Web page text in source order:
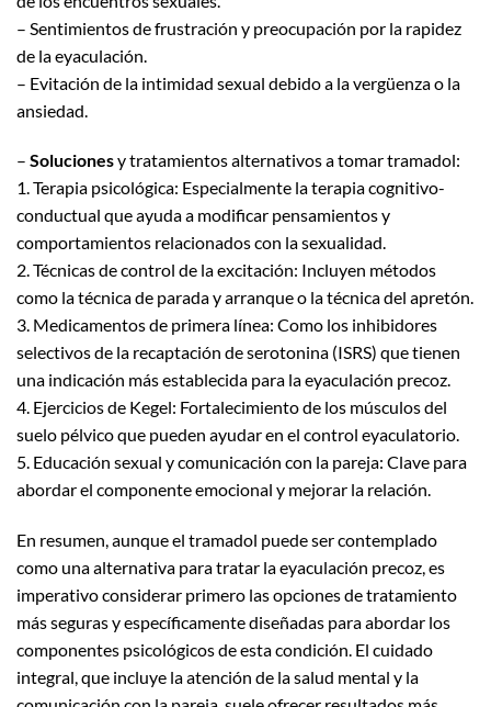
– Sentimientos de frustración y preocupación por la rapidez
de la eyaculación.
– Evitación de la intimidad sexual debido a la vergüenza o la
ansiedad.
– Solucionesy tratamientos alternativos a tomar tramadol:
1. Terapia psicológica: Especialmente la terapia cognitivo-
conductual que ayuda a modificar pensamientos y
comportamientos relacionados con la sexualidad.
2. Técnicas de control de la excitación: Incluyen métodos
como la técnica de parada y arranque o la técnica del apretón.
3. Medicamentos de primera línea: Como los inhibidores
selectivos de la recaptación de serotonina (ISRS) que tienen
una indicación más establecida para la eyaculación precoz.
4. Ejercicios de Kegel: Fortalecimiento de los músculos del
suelo pélvico que pueden ayudar en el control eyaculatorio.
5. Educación sexual y comunicación con la pareja: Clave para
abordar el componente emocional y mejorar la relación.
En resumen, aunque el tramadol puede ser contemplado
como una alternativa para tratar la eyaculación precoz, es
imperativo considerar primero las opciones de tratamiento
más seguras y específicamente diseñadas para abordar los
componentes psicológicos de esta condición. El cuidado
integral, que incluye la atención de la salud mental y la